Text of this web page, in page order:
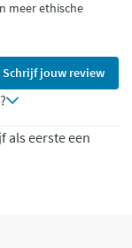
meer ethische
Schrijf jouw review
als eerste een